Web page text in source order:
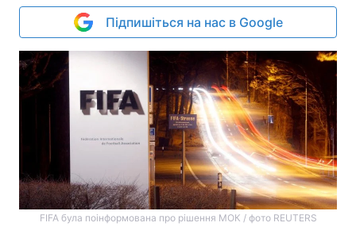
Підпишіться на нас в Google
FIFA була поінформована про рішення МОК / фото REUTERS